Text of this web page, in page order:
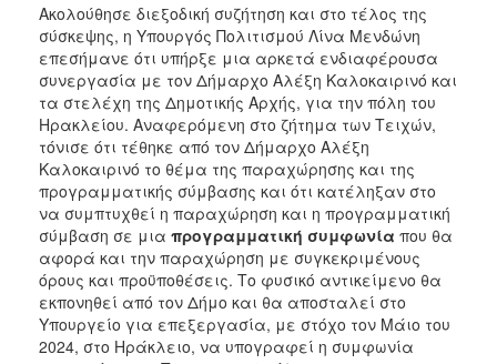
ΑΝΘΕΚΤΙΚΗ
ΠΟΛΗ
Ακολούθησε διεξοδική συζήτηση και στο τέλος της
σύσκεψης, η Υπουργός Πολιτισμού Λίνα Μενδώνη
επεσήμανε ότι υπήρξε μια αρκετά ενδιαφέρουσα
συνεργασία με τον Δήμαρχο Αλέξη Καλοκαιρινό και
τα στελέχη της Δημοτικής Αρχής, για την πόλη του
Ηρακλείου. Αναφερόμενη στο ζήτημα των Τειχών,
τόνισε ότι τέθηκε από τον Δήμαρχο Αλέξη
Καλοκαιρινό το θέμα της παραχώρησης και της
προγραμματικής σύμβασης και ότι κατέληξαν στο
να συμπτυχθεί η παραχώρηση και η προγραμματική
σύμβαση σε μια προγραμματική συμφωνία που θα
αφορά και την παραχώρηση με συγκεκριμένους
όρους και προϋποθέσεις. Το φυσικό αντικείμενο θα
εκπονηθεί από τον Δήμο και θα αποσταλεί στο
Υπουργείο για επεξεργασία, με στόχο τον Μάιο του
2024, στο Ηράκλειο, να υπογραφεί η συμφωνία